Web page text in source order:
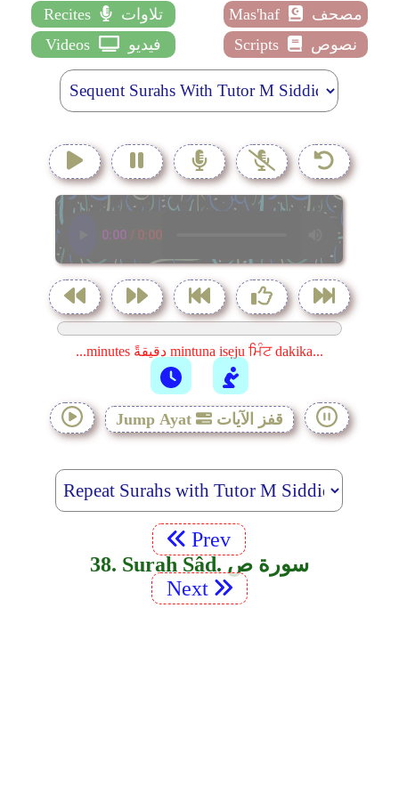
Recites تلاوات Mas'haf
مصحف
Videos
فيديو Scripts نصوص
...minutes دقيقةً mintuna isẹju ਮਿੰਟ dakika...
Jump Ayat قفز الآيات
Prev
38. Surah Sâd. سورة ص
Next